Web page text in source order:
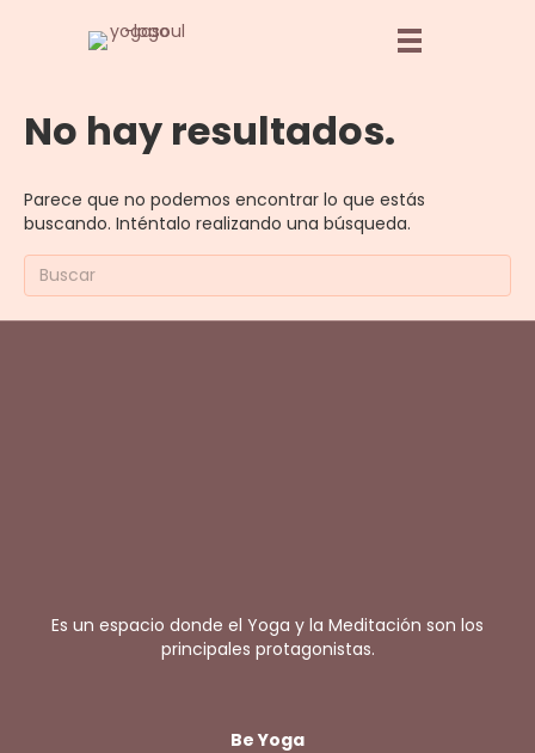
No hay resultados.
Parece que no podemos encontrar lo que estás
buscando. Inténtalo realizando una búsqueda.
Es un espacio donde el Yoga y la Meditación son los
principales protagonistas.
Be Yoga